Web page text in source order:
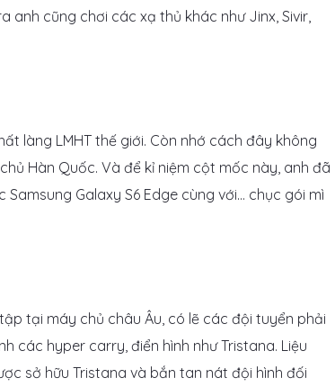
anh cũng chơi các xạ thủ khác như Jinx, Sivir,
làng LMHT thế giới. Còn nhớ cách đây không
Hàn Quốc. Và để kỉ niệm cột mốc này, anh đã
Galaxy S6 Edge cùng với… chục gói mì
tại máy chủ châu Âu, có lẽ các đội tuyển phải
các hyper carry, điển hình như Tristana. Liệu
sở hữu Tristana và bắn tan nát đội hình đối